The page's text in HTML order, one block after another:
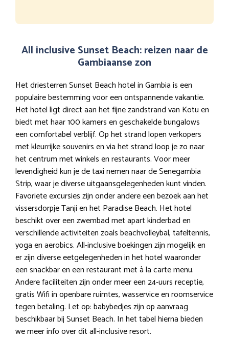
All inclusive Sunset Beach: reizen naar de
Gambiaanse zon
Het driesterren Sunset Beach hotel in Gambia is een
populaire bestemming voor een ontspannende vakantie.
Het hotel ligt direct aan het fijne zandstrand van Kotu en
biedt met haar 100 kamers en geschakelde bungalows
een comfortabel verblijf. Op het strand lopen verkopers
met kleurrijke souvenirs en via het strand loop je zo naar
het centrum met winkels en restaurants. Voor meer
levendigheid kun je de taxi nemen naar de Senegambia
Strip, waar je diverse uitgaansgelegenheden kunt vinden.
Favoriete excursies zijn onder andere een bezoek aan het
vissersdorpje Tanji en het Paradise Beach. Het hotel
beschikt over een zwembad met apart kinderbad en
verschillende activiteiten zoals beachvolleybal, tafeltennis,
yoga en aerobics. All-inclusive boekingen zijn mogelijk en
er zijn diverse eetgelegenheden in het hotel waaronder
een snackbar en een restaurant met à la carte menu.
Andere faciliteiten zijn onder meer een 24-uurs receptie,
gratis Wifi in openbare ruimtes, wasservice en roomservice
tegen betaling. Let op: babybedjes zijn op aanvraag
beschikbaar bij Sunset Beach. In het tabel hierna bieden
we meer info over dit all-inclusive resort.